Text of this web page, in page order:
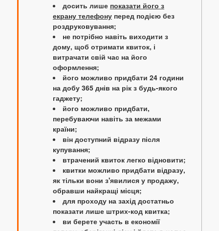
досить лише показати його з
екрану телефону перед подією без
роздруковування;
не потрібно навіть виходити з
дому, щоб отримати квиток, і
витрачати свій час на його
оформлення;
його можливо придбати 24 години
на добу 365 днів на рік з будь-якого
гаджету;
його можливо придбати,
перебуваючи навіть за межами
країни;
він доступний відразу після
купування;
втрачений квиток легко відновити;
квитки можливо придбати відразу,
як тільки вони з'явилися у продажу,
обравши найкращі місця;
для проходу на захід достатньо
показати лише штрих-код квитка;
ви берете участь в економії